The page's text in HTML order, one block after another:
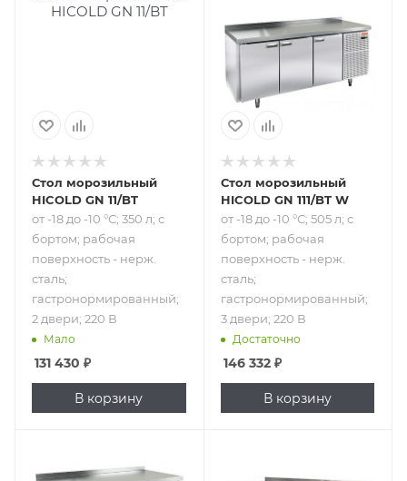
от -18 до -10 °С;
2 двери; 220 В
Стол морозильный
HICOLD GN 11/BT
от -18 до -10 °С; 350 л; с
бортом; рабочая
поверхность - нерж.
сталь;
гастронормированный;
2 двери; 220 В
Мало
131 430 ₽
В корзину
505 л; с бортом;
рабочая
поверхность -
нерж. сталь;
гастронормированный;
3 двери; 220 В
Стол морозильный
HICOLD GN 111/BT W
от -18 до -10 °С; 505 л; с
бортом; рабочая
поверхность - нерж.
сталь;
гастронормированный;
3 двери; 220 В
Достаточно
146 332₽
В корзину
от -18 до -10 °С;